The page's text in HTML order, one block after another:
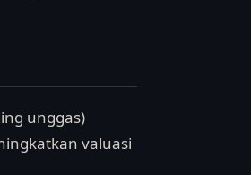
unggas)
valuasi